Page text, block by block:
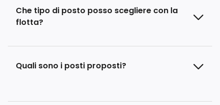
Che tipo di posto posso scegliere con la
flotta?
Quali sono i posti proposti?